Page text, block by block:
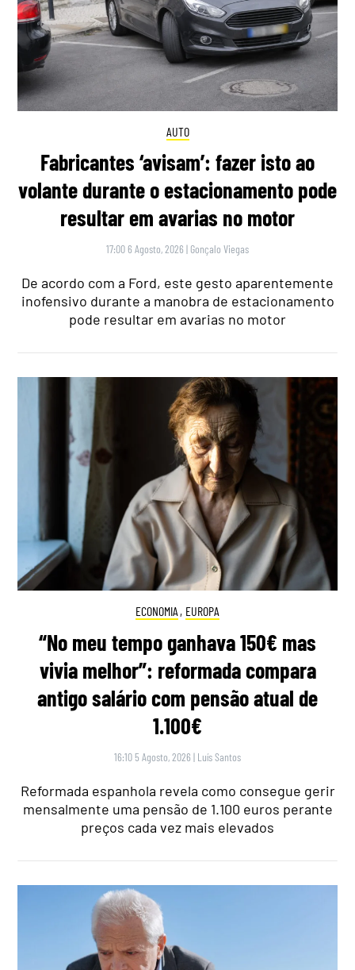
AUTO
Fabricantes ‘avisam’: fazer isto ao
volante durante o estacionamento pode
resultar em avarias no motor
17:00 6 Agosto, 2026 | Gonçalo Viegas
De acordo com a Ford, este gesto aparentemente
inofensivo durante a manobra de estacionamento
pode resultar em avarias no motor
ECONOMIA , EUROPA
“No meu tempo ganhava 150€ mas
vivia melhor”: reformada compara
antigo salário com pensão atual de
1.100€
16:10 5 Agosto, 2026 | Luís Santos
Reformada espanhola revela como consegue gerir
mensalmente uma pensão de 1.100 euros perante
preços cada vez mais elevados